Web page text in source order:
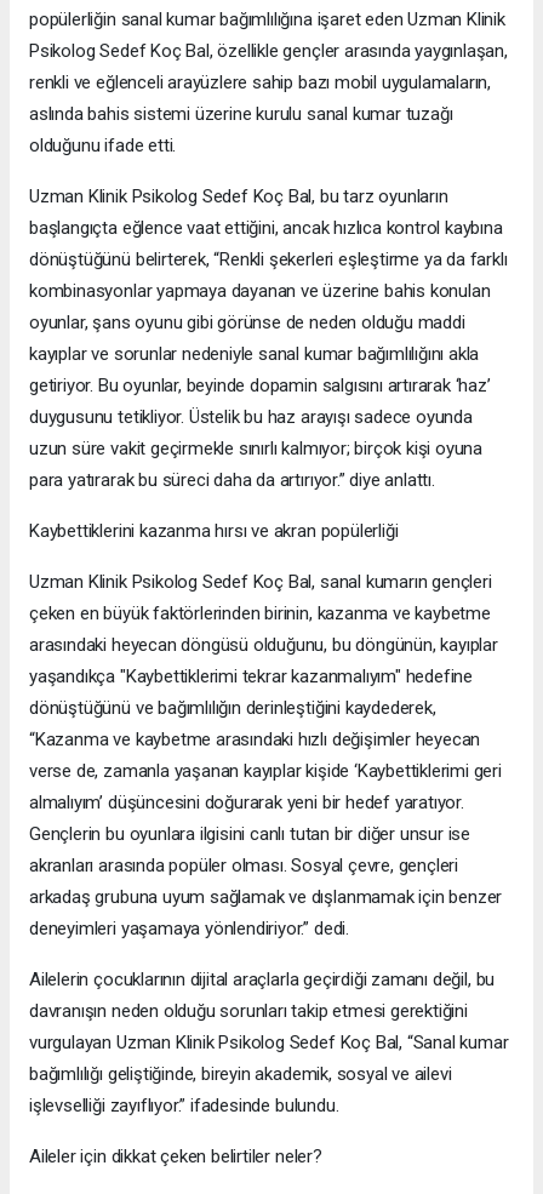
popülerliğin sanal kumar bağımlılığına işaret eden Uzman Klinik
Psikolog Sedef Koç Bal, özellikle gençler arasında yaygınlaşan,
renkli ve eğlenceli arayüzlere sahip bazı mobil uygulamaların,
aslında bahis sistemi üzerine kurulu sanal kumar tuzağı
olduğunu ifade etti.
Uzman Klinik Psikolog Sedef Koç Bal, bu tarz oyunların
başlangıçta eğlence vaat ettiğini, ancak hızlıca kontrol kaybına
dönüştüğünü belirterek, “Renkli şekerleri eşleştirme ya da farklı
kombinasyonlar yapmaya dayanan ve üzerine bahis konulan
oyunlar, şans oyunu gibi görünse de neden olduğu maddi
kayıplar ve sorunlar nedeniyle sanal kumar bağımlılığını akla
getiriyor. Bu oyunlar, beyinde dopamin salgısını artırarak ‘haz’
duygusunu tetikliyor. Üstelik bu haz arayışı sadece oyunda
uzun süre vakit geçirmekle sınırlı kalmıyor; birçok kişi oyuna
para yatırarak bu süreci daha da artırıyor.” diye anlattı.
Kaybettiklerini kazanma hırsı ve akran popülerliği
Uzman Klinik Psikolog Sedef Koç Bal, sanal kumarın gençleri
çeken en büyük faktörlerinden birinin, kazanma ve kaybetme
arasındaki heyecan döngüsü olduğunu, bu döngünün, kayıplar
yaşandıkça "Kaybettiklerimi tekrar kazanmalıyım" hedefine
dönüştüğünü ve bağımlılığın derinleştiğini kaydederek,
“Kazanma ve kaybetme arasındaki hızlı değişimler heyecan
verse de, zamanla yaşanan kayıplar kişide ‘Kaybettiklerimi geri
almalıyım’ düşüncesini doğurarak yeni bir hedef yaratıyor.
Gençlerin bu oyunlara ilgisini canlı tutan bir diğer unsur ise
akranları arasında popüler olması. Sosyal çevre, gençleri
arkadaş grubuna uyum sağlamak ve dışlanmamak için benzer
deneyimleri yaşamaya yönlendiriyor.” dedi.
Ailelerin çocuklarının dijital araçlarla geçirdiği zamanı değil, bu
davranışın neden olduğu sorunları takip etmesi gerektiğini
vurgulayan Uzman Klinik Psikolog Sedef Koç Bal, “Sanal kumar
bağımlılığı geliştiğinde, bireyin akademik, sosyal ve ailevi
işlevselliği zayıflıyor.” ifadesinde bulundu.
Aileler için dikkat çeken belirtiler neler?